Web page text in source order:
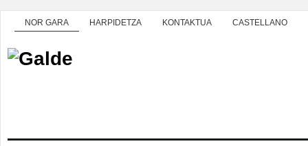
NOR GARA HARPIDETZA KONTAKTUA CASTELLANO